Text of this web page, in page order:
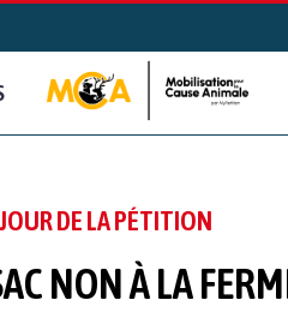
DE LA PÉTITION
NON À LA